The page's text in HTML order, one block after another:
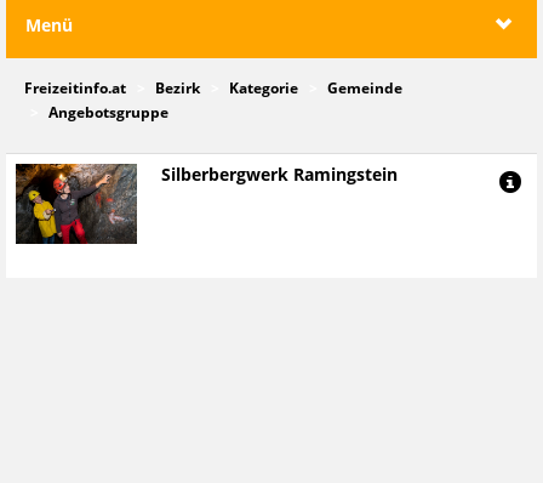
Menü
Freizeitinfo.at Bezirk Kategorie
Gemeinde
Angebotsgruppe
Silberbergwerk Ramingstein